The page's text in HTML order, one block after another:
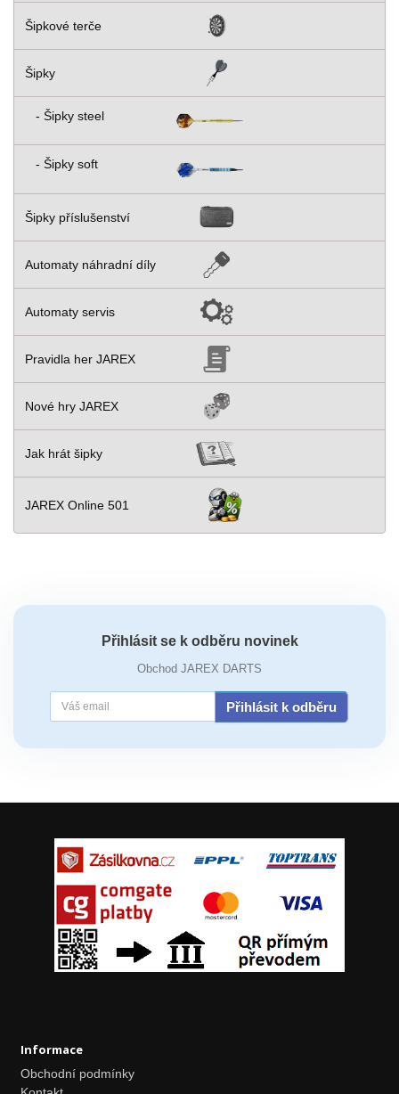
Šipkové terče
Šipky
- Šipky steel
- Šipky soft
Šipky příslušenství
Automaty náhradní díly
Automaty servis
Pravidla her JAREX
Nové hry JAREX
Jak hrát šipky
JAREX Online 501
Přihlásit se k odběru novinek
Obchod JAREX DARTS
Přihlásit k odběru
Informace
Obchodní podmínky